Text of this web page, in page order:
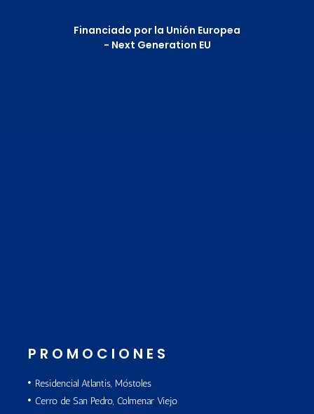
Financiado por la Unión Europea
- Next Generation EU
PROMOCIONES
Residencial Atlantis, Móstoles
Cerro de San Pedro, Colmenar Viejo